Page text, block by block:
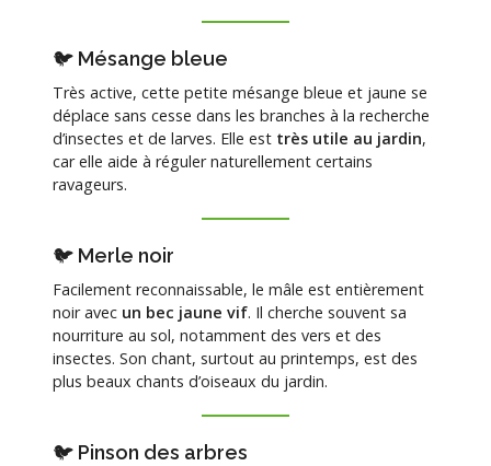
🐦 Mésange bleue
Très active, cette petite mésange bleue et jaune se
déplace sans cesse dans les branches à la recherche
d’insectes et de larves. Elle est très utile au jardin,
car elle aide à réguler naturellement certains
ravageurs.
🐦 Merle noir
Facilement reconnaissable, le mâle est entièrement
noir avec un bec jaune vif. Il cherche souvent sa
nourriture au sol, notamment des vers et des
insectes. Son chant, surtout au printemps, est des
plus beaux chants d’oiseaux du jardin.
🐦 Pinson des arbres